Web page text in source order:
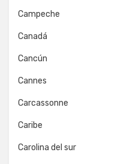
Campeche
Canadá
Cancún
Cannes
Carcassonne
Caribe
Carolina del sur